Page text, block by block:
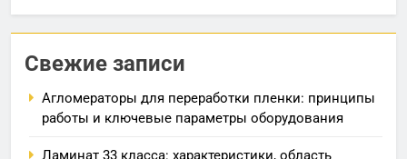
Свежие записи
Агломераторы для переработки пленки: принципы
работы и ключевые параметры оборудования
Ламинат 33 класса: характеристики, область